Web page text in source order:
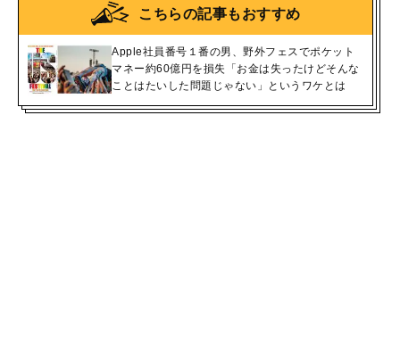
こちらの記事もおすすめ
Apple社員番号１番の男、野外フェスでポケット
マネー約60億円を損失「お金は失ったけどそんな
ことはたいした問題じゃない」というワケとは